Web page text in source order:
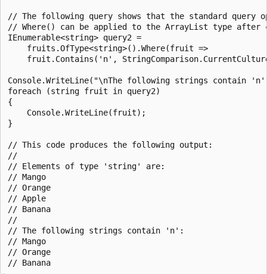
// The following query shows that the standard query
// Where() can be applied to the ArrayList type after
IEnumerable<string> query2 =
    fruits.OfType<string>().Where(fruit =>
fruit.Contains('n',
Console.WriteLine("\nThe following strings contain
foreach (string fruit in query2)
{
    Console.WriteLine(fruit);
}
// This code produces the following output:
//
// Elements of type 'string' are:
// Mango
// Orange
// Apple
// Banana
//
// The following strings contain 'n':
// Mango
// Orange